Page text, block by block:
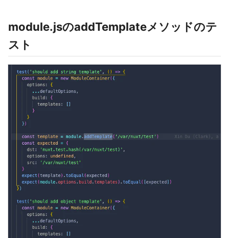
module.jsのaddTemplateメソッドのテ
スト